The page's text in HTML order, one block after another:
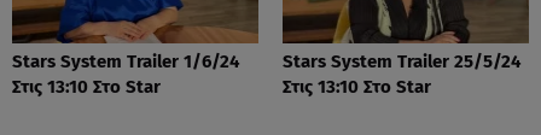
Stars System Trailer 1/6/24
Στις 13:10 Στο Star
Stars System Trailer 25/5/24
Στις 13:10 Στο Star